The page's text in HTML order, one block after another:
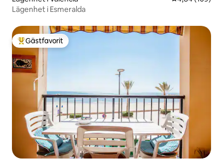
Lägenhet i Esmeralda
Populär gästfavorit
Gästfavorit